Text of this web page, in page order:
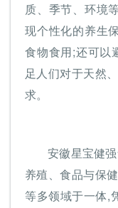
质、季节、环境
现个性化的养生
食物食用;还可以
足人们对于天然
求。
安徽星宝健
养殖、食品与保
等多领域于一体,